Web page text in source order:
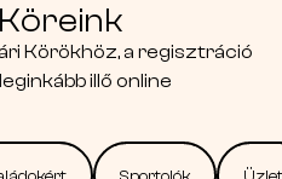
Körökhöz, a regisztráció
illő online